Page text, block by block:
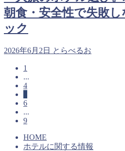
朝食・安全性で失敗
ック
2026年6月2日 とらべるお
1
...
4
6
...
9
HOME
ホテルに関する情報